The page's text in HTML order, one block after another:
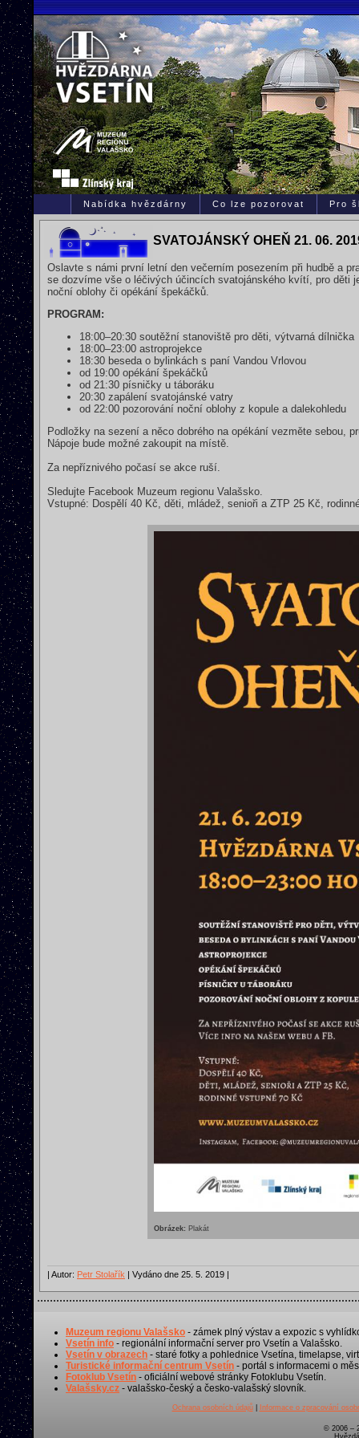
Nabídka hvězdárny Co lze pozorovat Pro
SVATOJÁNSKÝ OHEŇ 21. 06.
Oslavte s námi první letní den večerním posezením při hudbě a
se dozvíme vše o léčivých účincích svatojánského kvítí, pro děti
noční oblohy či opékání špekáčků.
PROGRAM:
18:00–20:30 soutěžní stanoviště pro děti, výtvarná dílnička
18:00–23:00 astroprojekce
18:30 beseda o bylinkách s paní Vandou Vrlovou
od 19:00 opékání špekáčků
od 21:30 písničky u táboráku
20:30 zapálení svatojánské vatry
od 22:00 pozorování noční oblohy z kopule a dalekohledu
Podložky na sezení a něco dobrého na opékání vezměte sebou,
Nápoje bude možné zakoupit na místě.
Za nepříznivého počasí se akce ruší.
Sledujte Facebook Muzeum regionu Valašsko.
Vstupné: Dospělí 40 Kč, děti, mládež, senioři a ZTP 25 Kč,
Obrázek: Plakát
| Autor: Petr Stolařík | Vydáno dne 25. 5. 2019 |
Muzeum regionu Valašsko - zámek plný výstav a expozic s
Vsetín info - regionální informační server pro Vsetín a Valašsko.
Vsetín v obrazech - staré fotky a pohlednice Vsetína, timelapse,
Turistické informační centrum Vsetín - portál s informacemi o
Fotoklub Vsetín - oficiální webové stránky Fotoklubu Vsetín.
Valašsky.cz - valašsko-český a česko-valašský slovník.
Ochrana osobních údajů| Informace o zpracování
© 2006 –